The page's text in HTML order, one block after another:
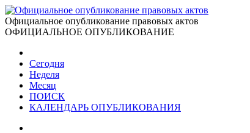
Официальное опубликование правовых актов
ОФИЦИАЛЬНОЕ ОПУБЛИКОВАНИЕ
Сегодня
Неделя
Месяц
ПОИСК
КАЛЕНДАРЬ ОПУБЛИКОВАНИЯ